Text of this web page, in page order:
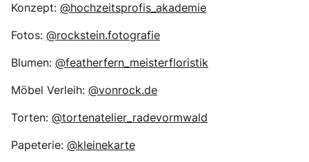
Konzept: @hochzeitsprofis_akademie
Fotos: @rockstein.fotografie
Blumen: @featherfern_meisterfloristik
Möbel Verleih: @vonrock.de
Torten: @tortenatelier_radevormwald
Papeterie: @kleinekarte